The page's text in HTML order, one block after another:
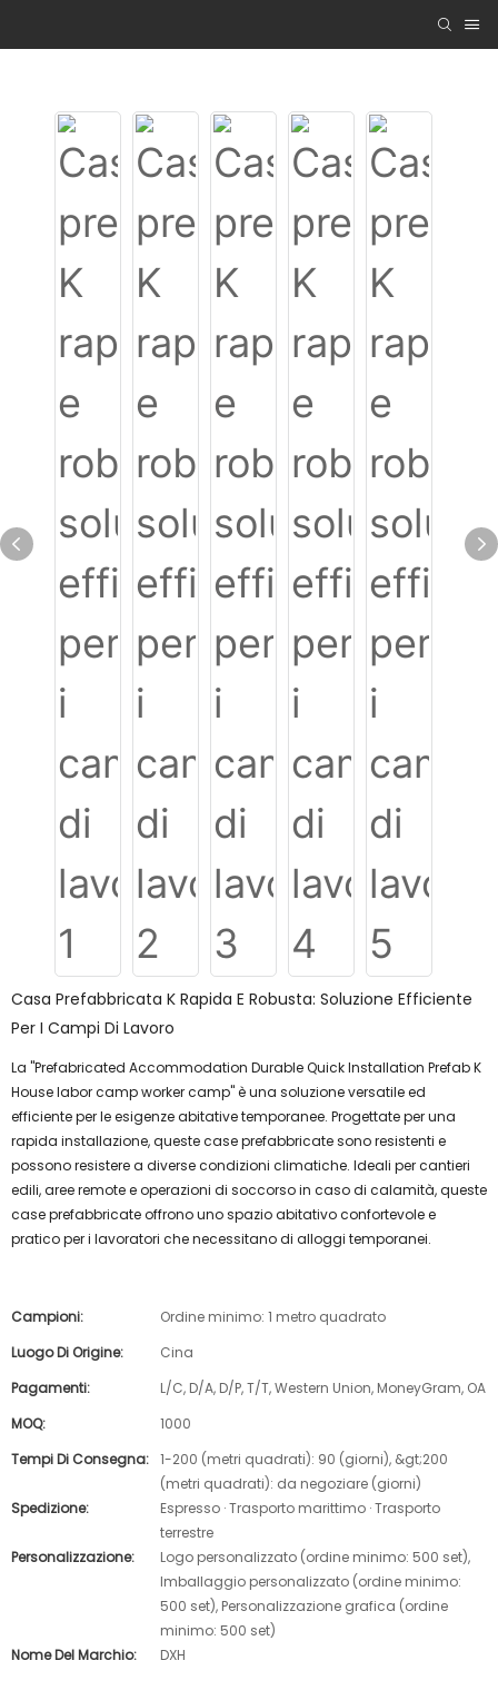
Casa Prefabbricata K Rapida E Robusta: Soluzione Efficiente
Per I Campi Di Lavoro
La "Prefabricated Accommodation Durable Quick Installation Prefab K
House labor camp worker camp" è una soluzione versatile ed
efficiente per le esigenze abitative temporanee. Progettate per una
rapida installazione, queste case prefabbricate sono resistenti e
possono resistere a diverse condizioni climatiche. Ideali per cantieri
edili, aree remote e operazioni di soccorso in caso di calamità, queste
case prefabbricate offrono uno spazio abitativo confortevole e
pratico per i lavoratori che necessitano di alloggi temporanei.
Campioni:
Ordine minimo: 1 metro quadrato
Luogo Di Origine:
Cina
Pagamenti:
L/C, D/A, D/P, T/T, Western Union, MoneyGram, OA
MOQ:
1000
Tempi Di Consegna: 1-200 (metri quadrati): 90 (giorni), &gt;200
(metri quadrati): da negoziare (giorni)
Spedizione:
Espresso · Trasporto marittimo · Trasporto
terrestre
Personalizzazione:
Logo personalizzato (ordine minimo: 500 set),
Imballaggio personalizzato (ordine minimo:
500 set), Personalizzazione grafica (ordine
minimo: 500 set)
Nome Del Marchio:
DXH